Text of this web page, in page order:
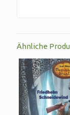
Ähnliche